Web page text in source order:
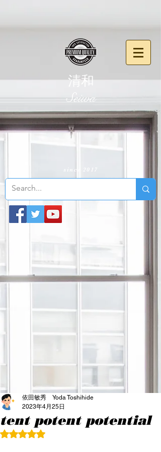
清和
​Seiwa
since 2017
tent potent potential
依田敏秀 Yoda Toshihide
2023年4月25日
5つ星のうちNaNと評価されています。